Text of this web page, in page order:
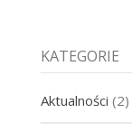
KATEGORIE
Aktualności (2)